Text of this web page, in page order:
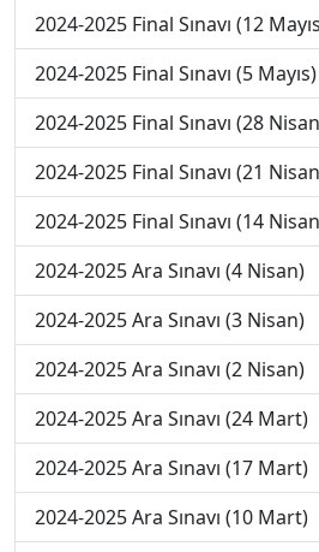
2024-2025 Final Sınavı (12
2024-2025 Final Sınavı (5 Mayıs)
2024-2025 Final Sınavı (28
2024-2025 Final Sınavı (21
2024-2025 Final Sınavı (14
2024-2025 Ara Sınavı (4 Nisan)
2024-2025 Ara Sınavı (3 Nisan)
2024-2025 Ara Sınavı (2 Nisan)
2024-2025 Ara Sınavı (24 Mart)
2024-2025 Ara Sınavı (17 Mart)
2024-2025 Ara Sınavı (10 Mart)